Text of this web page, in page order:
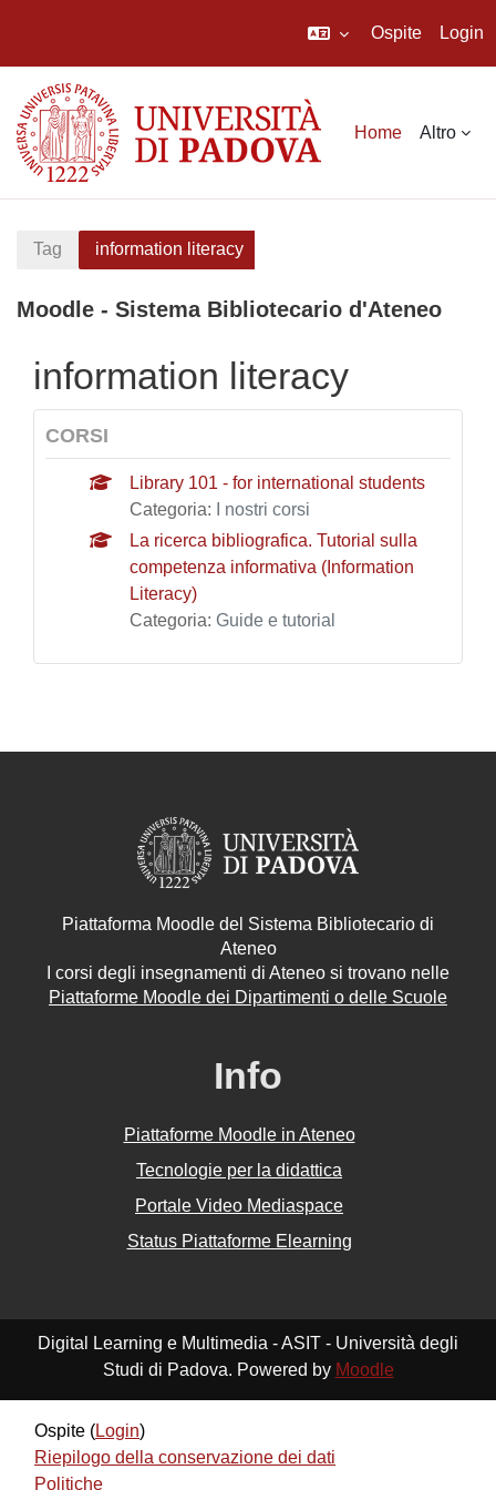
Ospite Login
Home Altro
Tag information literacy
Moodle - Sistema Bibliotecario d'Ateneo
information literacy
CORSI
Library 101 - for international students
Categoria:
I nostri corsi
La ricerca bibliografica. Tutorial sulla
competenza informativa (Information
Literacy)
Categoria: Guide e tutorial
Piattaforma Moodle del Sistema Bibliotecario di
Ateneo
I corsi degli insegnamenti di Ateneo si trovano nelle
Piattaforme Moodle dei Dipartimenti o delle Scuole
Info
Piattaforme Moodle in Ateneo
Tecnologie per la didattica
Portale Video Mediaspace
Status Piattaforme Elearning
Digital Learning e Multimedia - ASIT - Università degli
Studi di Padova. Powered by Moodle
Ospite (Login)
Riepilogo della conservazione dei dati
Politiche